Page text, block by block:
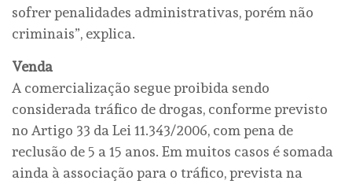
sofrer penalidades administrativas, porém não
criminais”, explica.
Venda
A comercialização segue proibida sendo
considerada tráfico de drogas, conforme previsto
no Artigo 33 da Lei 11.343/2006, com pena de
reclusão de 5 a 15 anos. Em muitos casos é somada
ainda à associação para o tráfico, prevista na